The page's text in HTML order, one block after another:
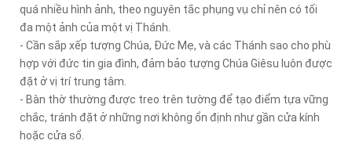
quá nhiều hình ảnh, theo nguyên tắc phụng vụ chỉ nên có tối
đa một ảnh của một vị Thánh.
- Cần sắp xếp tượng Chúa, Đức Mẹ, và các Thánh sao cho phù
hợp với đức tin gia đình, đảm bảo tượng Chúa Giêsu luôn được
đặt ở vị trí trung tâm.
- Bàn thờ thường được treo trên tường để tạo điểm tựa vững
chắc, tránh đặt ở những nơi không ổn định như gần cửa kính
hoặc cửa sổ.